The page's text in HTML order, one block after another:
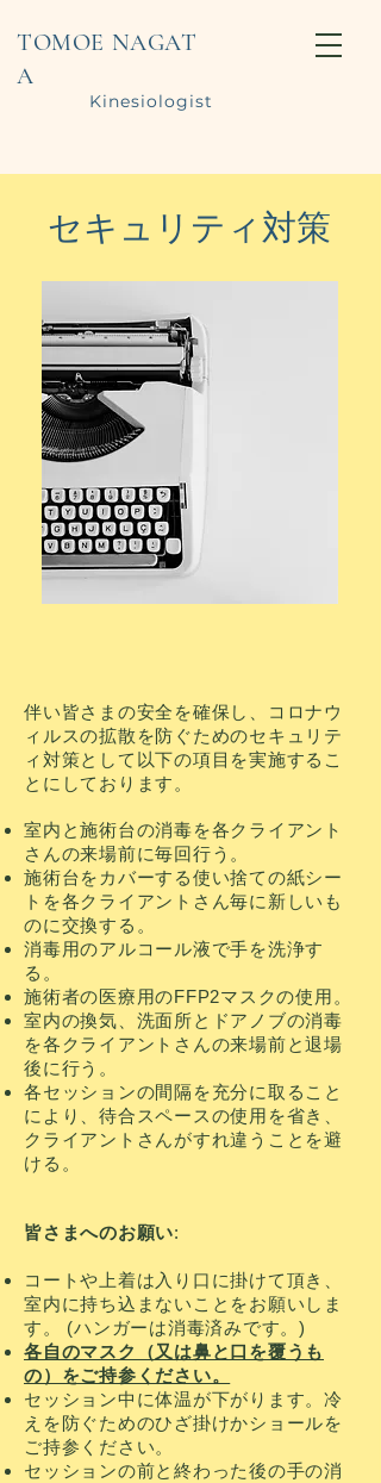
Kinesiologist
TOMOE NAGAT
A
セキュリティ対策
伴い皆さまの安全を確保し、コロナウ
ィルスの拡散を防ぐためのセキュリテ
ィ対策として以下の項目を実施するこ
とにしております。
室内と施術台の消毒を各クライアント
さんの来場前に毎回行う。
施術台をカバーする使い捨ての紙シー
トを各クライアントさん毎に新しいも
のに交換する。
消毒用のアルコール液で手を洗浄す
る。
施術者の医療用のFFP2マスクの使用。
室内の換気、洗面所とドアノブの消毒
を各クライアントさんの来場前と退場
後に行う。
各セッションの間隔を充分に取ること
により、待合スペースの使用を省き、
クライアントさんがすれ違うことを避
ける。
皆さまへのお願い:
コートや上着は入り口に掛けて頂き、
室内に持ち込まないことをお願いしま
す。 (ハンガーは消毒済みです。)
各自のマスク（又は鼻と口を覆うも
の）をご持参ください。
セッション中に体温が下がります。冷
えを防ぐためのひざ掛けかショールを
ご持参ください。
セッションの前と終わった後の手の消